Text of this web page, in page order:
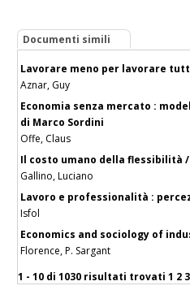
Documenti simili
Lavorare meno per lavorare
Aznar, Guy
Economia senza mercato :
di Marco Sordini
Offe, Claus
Il costo umano della flessibilità
Gallino, Luciano
Lavoro e professionalità :
Isfol
Economics and sociology of
Florence, P. Sargant
1 - 10 di 1030 risultati trovati 1 2 3